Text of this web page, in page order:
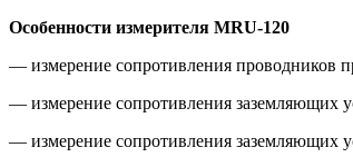
Особенности измерителя MRU-120
— измерение сопротивления проводников
— измерение сопротивления заземляющих
— измерение сопротивления заземляющих